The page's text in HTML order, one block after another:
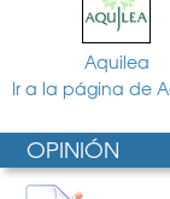
Aquilea
Ir a la página de
OPINIÓN